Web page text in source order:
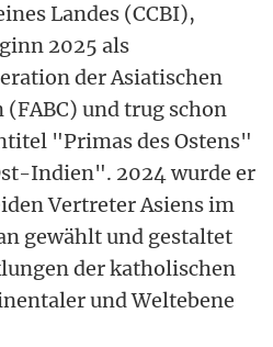
Landes (CCBI),
2025 als
der Asiatischen
und trug schon
"Primas des Ostens"
Indien". 2024 wurde er
Vertreter Asiens im
gewählt und gestaltet
der katholischen
und Weltebene